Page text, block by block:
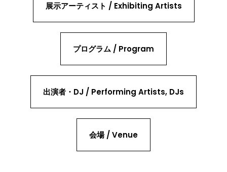
展示アーティスト / Exhibiting Artists
プログラム / Program
出演者・DJ / Performing Artists, DJs
会場 / Venue